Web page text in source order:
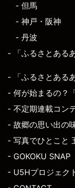
- 但馬
- 神戸・阪神
- 丹波
- 「ふるさとある
- 「ふるさとある
- 何が始まるの？
- 不定期連載コン
- 故郷の思い出の
- 写真でひとこと
- GOKOKU SNAP
- U5Hプロジェク